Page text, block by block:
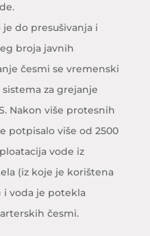
je do presušivanja i
broja javnih
česmi se vremenski
za grejanje
Nakon više protesnih
potpisalo više od 2500
vode iz
(iz koje je korištena
i voda je potekla
česmi.